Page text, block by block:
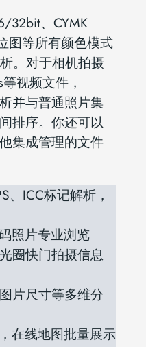
32bit、CYMK
图等所有颜色模式
。对于相机拍摄
视频文件，
并与普通照片集
排序。你还可以
集成管理的文件
、ICC标记解析，
照片专业浏览
圈快门拍摄信息
片尺寸等多维分
在线地图批量展示